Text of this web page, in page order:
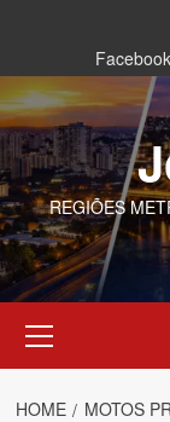
content
Facebook
REGIÕES
Menu
HOME MOTOS